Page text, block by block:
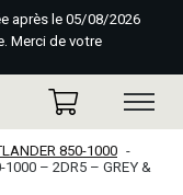
après le 05/08/2026
Merci de votre
850-1000
– 2DR5 – GREY &